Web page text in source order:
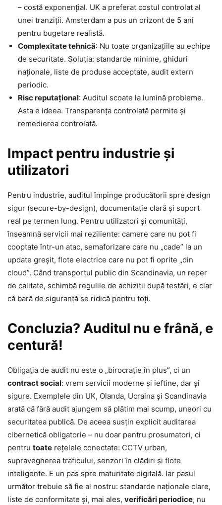
– costă exponențial. UK a preferat costul controlat al
unei tranziții. Amsterdam a pus un orizont de 5 ani
pentru bugetare realistă.
Complexitate tehnică: Nu toate organizațiile au echipe
de securitate. Soluția: standarde minime, ghiduri
naționale, liste de produse acceptate, audit extern
periodic.
Risc reputațional: Auditul scoate la lumină probleme.
Asta e ideea. Transparența controlată permite și
remedierea controlată.
Impact pentru industrie și
utilizatori
Pentru industrie, auditul împinge producătorii spre design
sigur (secure-by-design), documentație clară și suport
real pe termen lung. Pentru utilizatori și comunități,
înseamnă servicii mai reziliente: camere care nu pot fi
cooptate într-un atac, semaforizare care nu „cade” la un
update greșit, flote electrice care nu pot fi oprite „din
cloud”. Când transportul public din Scandinavia, un reper
de calitate, schimbă regulile de achiziții după testări, e clar
că bară de siguranță se ridică pentru toți.
Concluzia? Auditul nu e frână, e
centură!
Obligația de audit nu este o „birocrație în plus”, ci un
contract social: vrem servicii moderne și ieftine, dar și
sigure. Exemplele din UK, Olanda, Ucraina și Scandinavia
arată că fără audit ajungem să plătim mai scump, uneori cu
securitatea publică. De aceea susțin explicit auditarea
cibernetică obligatorie – nu doar pentru prosumatori, ci
pentru toate rețelele conectate: CCTV urban,
supravegherea traficului, senzori în clădiri și flote
inteligente. E un pas spre maturitate digitală. Iar pasul
următor trebuie să fie al nostru: standarde naționale clare,
liste de conformitate și, mai ales, verificări periodice, nu